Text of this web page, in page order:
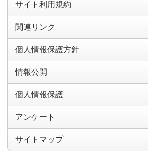
サイト利用規約
関連リンク
個人情報保護方針
情報公開
個人情報保護
アンケート
サイトマップ